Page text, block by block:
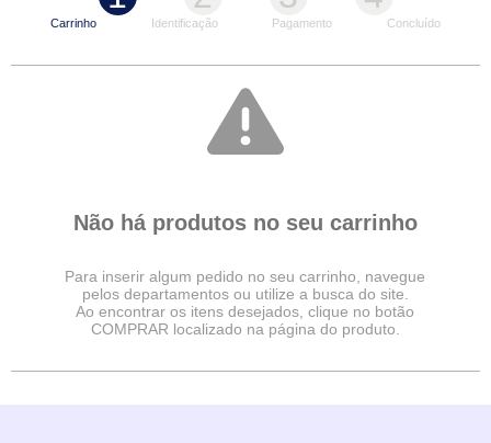
TAÇAS
VARIADOS
CANECA VIDRO
CANECA PORCELANA
CAMISETAS
MOUSE PAD
PORTA-RETRATO
PAPEL E TINTA
QUEBRA-CABEÇA
SQUEEZES
LONGDRINKS
SQUEEZES
LÂMINA DE CORTE
Carrinho Identificação Pagamento Concluído
Não há produtos no seu carrinho
Para inserir algum pedido no seu carrinho, navegue
pelos departamentos ou utilize a busca do site.
Ao encontrar os itens desejados, clique no botão
COMPRAR localizado na página do produto.